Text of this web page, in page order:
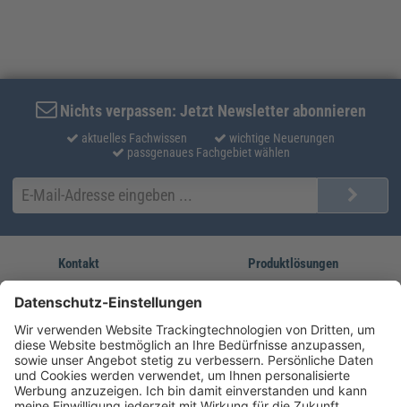
Nichts verpassen: Jetzt Newsletter abonnieren
aktuelles Fachwissen
wichtige Neuerungen
passgenaues Fachgebiet wählen
Kontakt
service@forum-verlag.com
Mo-Do 07:30 - 17:00 Uhr
Fr 07:30 - 15:00 Uhr
Produktlösungen
Unsere Marken